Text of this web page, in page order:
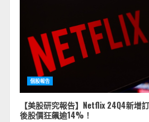
個股報告
【美股研究報告】Netflix 24Q4新增
後股價狂飆逾14%！